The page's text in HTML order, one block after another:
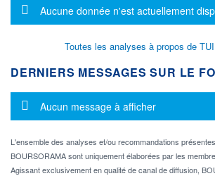
Message d'information
Aucune donnée n'est actuellement
Toutes les analyses à propos de
DERNIERS MESSAGES SUR LE
Message d'information
Aucun message à afficher
L'ensemble des analyses et/ou recommandations
BOURSORAMA sont uniquement élaborées par les
Agissant exclusivement en qualité de canal de diffusion,